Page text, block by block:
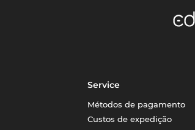
Service
Métodos de pagamento
Custos de expedição